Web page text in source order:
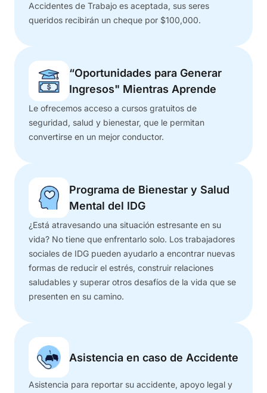
Accidentes de Trabajo es aceptada, sus seres
queridos recibirán un cheque por $100,000.
“Oportunidades para Generar
Ingresos" Mientras Aprende
Le ofrecemos acceso a cursos gratuitos de
seguridad, salud y bienestar, que le permitan
convertirse en un mejor conductor.
Programa de Bienestar y Salud
Mental del IDG
¿Está atravesando una situación estresante en su
vida? No tiene que enfrentarlo solo. Los trabajadores
sociales de IDG pueden ayudarlo a encontrar nuevas
formas de reducir el estrés, construir relaciones
saludables y superar otros desafíos de la vida que se
presenten en su camino.
Asistencia en caso de Accidente
Asistencia para reportar su accidente, apoyo legal y